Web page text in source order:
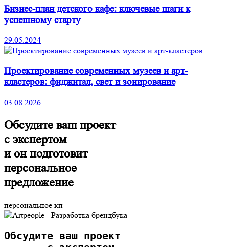
Бизнес-план детского кафе: ключевые шаги к
успешному старту
29.05.2024
Проектирование современных музеев и арт-
кластеров: фиджитал, свет и зонирование
03.08.2026
Обсудите ваш проект
с экспертом
и он подготовит
персональное
предложение
персональное кп
Обсудите ваш проект